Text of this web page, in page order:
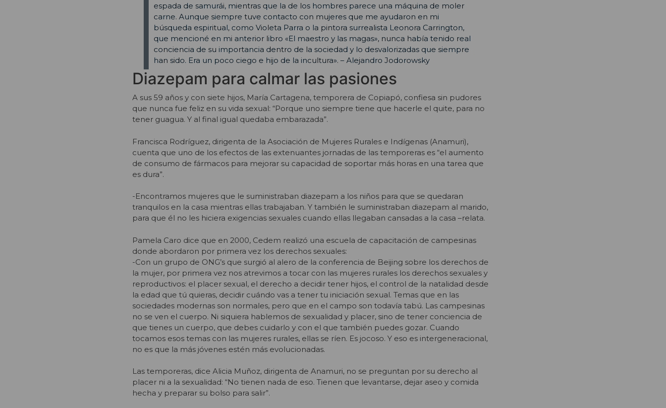
espada de samurái, mientras que la de los hombres parece una máquina de moler
carne. Aunque siempre tuve contacto con mujeres que me ayudaron en mi
búsqueda espiritual, como Violeta Parra o la pintora surrealista Leonora Carrington,
que mencioné en mi anterior libro «El maestro y las magas», nunca había tenido real
conciencia de su importancia dentro de la sociedad y lo desvalorizadas que siempre
han sido. Era un poco ciego e hijo de la incultura». – Alejandro Jodorowsky
Diazepam para calmar las pasiones
A sus 59 años y con siete hijos, María Cartagena, temporera de Copiapó, confiesa sin pudores
que nunca fue feliz en su vida sexual: “Porque uno siempre tiene que hacerle el quite, para no
tener guagua. Y al final igual quedaba embarazada”.
Francisca Rodríguez, dirigenta de la Asociación de Mujeres Rurales e Indígenas (Anamuri),
cuenta que uno de los efectos de las extenuantes jornadas de las temporeras es “el aumento
de consumo de fármacos para mejorar su capacidad de soportar más horas en una tarea que
es dura”.
-Encontramos mujeres que le suministraban diazepam a los niños para que se quedaran
tranquilos en la casa mientras ellas trabajaban. Y también le suministraban diazepam al marido,
para que él no les hiciera exigencias sexuales cuando ellas llegaban cansadas a la casa –relata.
Pamela Caro dice que en 2000, Cedem realizó una escuela de capacitación de campesinas
donde abordaron por primera vez los derechos sexuales:
-Con un grupo de ONG’s que surgió al alero de la conferencia de Beijing sobre los derechos de
la mujer, por primera vez nos atrevimos a tocar con las mujeres rurales los derechos sexuales y
reproductivos: el placer sexual, el derecho a decidir tener hijos, el control de la natalidad desde
la edad que tú quieras, decidir cuándo vas a tener tu iniciación sexual. Temas que en las
sociedades modernas son normales, pero que en el campo son todavía tabú. Las campesinas
no se ven el cuerpo. Ni siquiera hablemos de sexualidad y placer, sino de tener conciencia de
que tienes un cuerpo, que debes cuidarlo y con el que también puedes gozar. Cuando
tocamos esos temas con las mujeres rurales, ellas se ríen. Es jocoso. Y eso es intergeneracional,
no es que la más jóvenes estén más evolucionadas.
Las temporeras, dice Alicia Muñoz, dirigenta de Anamuri, no se preguntan por su derecho al
placer ni a la sexualidad: “No tienen nada de eso. Tienen que levantarse, dejar aseo y comida
hecha y preparar su bolso para salir”.